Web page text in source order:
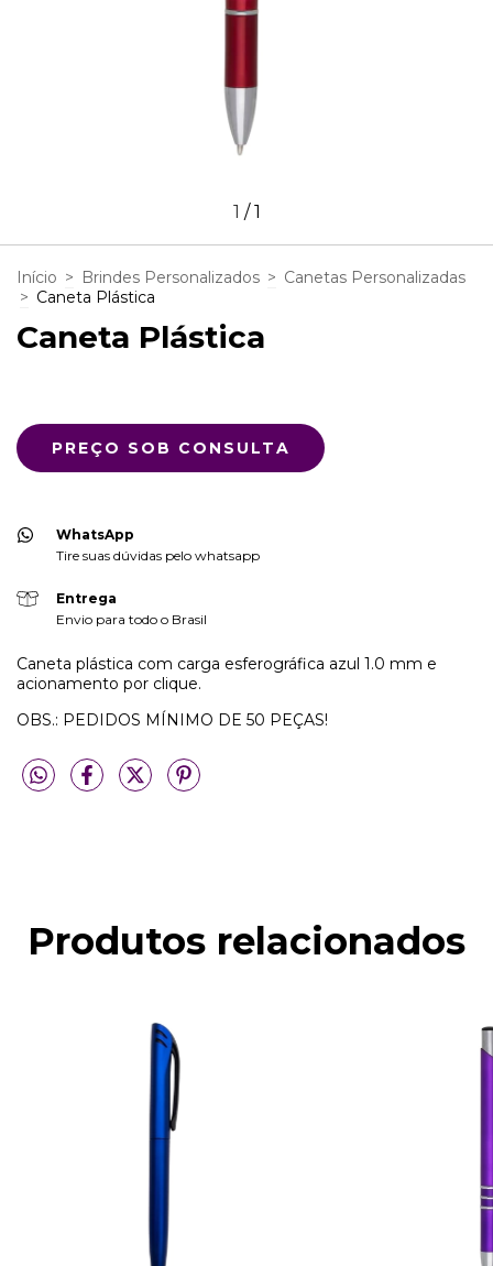
1 /1
Início > Brindes Personalizados > Canetas Personalizadas
> Caneta Plástica
Caneta Plástica
WhatsApp
Tire suas dúvidas pelo whatsapp
Entrega
Envio para todo o Brasil
Caneta plástica com carga esferográfica azul 1.0 mm e
acionamento por clique.
OBS.: PEDIDOS MÍNIMO DE 50 PEÇAS!
Produtos relacionados